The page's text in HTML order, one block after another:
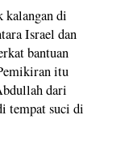
kalangan di
Israel dan
bantuan
itu
dari
tempat suci di